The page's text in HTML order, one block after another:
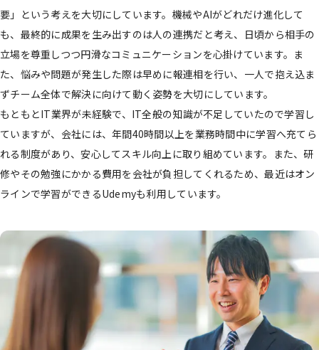
要」という考えを大切にしています。機械やAIがどれだけ進化して
も、最終的に成果を生み出すのは人の連携だと考え、日頃から相手の
立場を尊重しつつ円滑なコミュニケーションを心掛けています。ま
た、悩みや問題が発生した際は早めに報連相を行い、一人で抱え込ま
ずチーム全体で解決に向けて動く姿勢を大切にしています。
もともとIT業界が未経験で、IT全般の知識が不足していたので学習し
ていますが、会社には、年間40時間以上を業務時間中に学習へ充てら
れる制度があり、安心してスキル向上に取り組めています。また、研
修やその勉強にかかる費用を会社が負担してくれるため、最近はオン
ラインで学習ができるUdemyも利用しています。